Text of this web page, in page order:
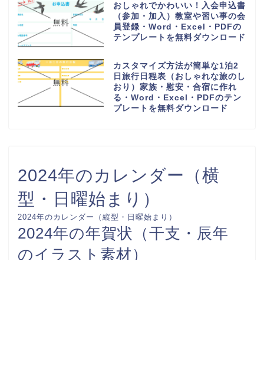
おしゃれでかわいい！入会申込書
（参加・加入）教室や習い事の会
員登録・Word・Excel・PDFの
テンプレートを無料ダウンロード
カスタマイズ方法が簡単な1泊2
日旅行日程表（おしゃれな旅のし
おり）家族・慰安・合宿に作れ
る・Word・Excel・PDFのテン
プレートを無料ダウンロード
2024年のカレンダー（横
型・日曜始まり）
2024年のカレンダー（縦型・日曜始まり）
2024年の年賀状（干支・辰年
のイラスト素材）